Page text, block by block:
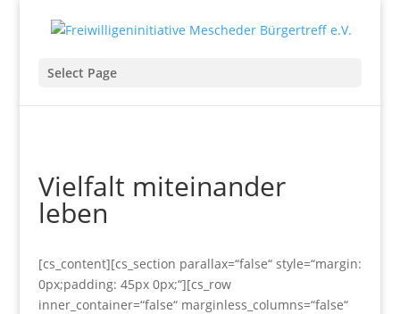
Select Page
Vielfalt miteinander
leben
[cs_content][cs_section parallax=“false“ style=“margin:
0px;padding: 45px 0px;“][cs_row
inner_container=“false“ marginless_columns=“false“